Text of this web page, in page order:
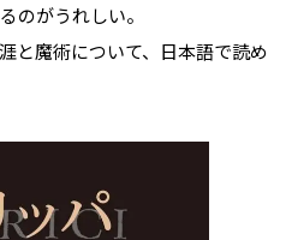
のがうれしい。
と魔術について、日本語で読め